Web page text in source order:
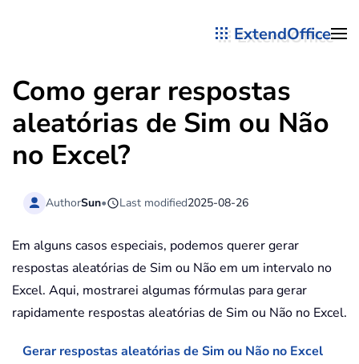
ExtendOffice
Como gerar respostas
aleatórias de Sim ou Não
no Excel?
AuthorSun• Last modified2025-08-26
Em alguns casos especiais, podemos querer gerar
respostas aleatórias de Sim ou Não em um intervalo no
Excel. Aqui, mostrarei algumas fórmulas para gerar
rapidamente respostas aleatórias de Sim ou Não no Excel.
Gerar respostas aleatórias de Sim ou Não no Excel